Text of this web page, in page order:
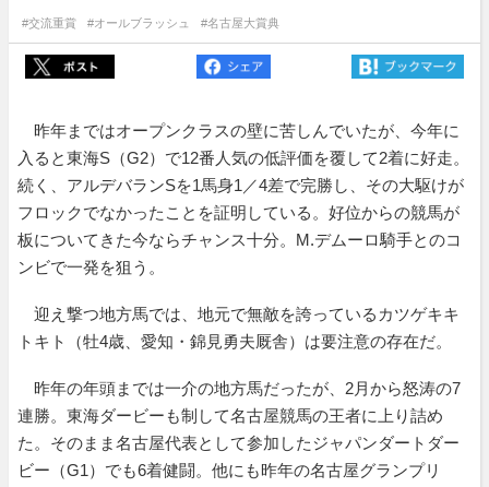
#交流重賞 #オールブラッシュ #名古屋大賞典
昨年まではオープンクラスの壁に苦しんでいたが、今年に
入ると東海S（G2）で12番人気の低評価を覆して2着に好走。
続く、アルデバランSを1馬身1／4差で完勝し、その大駆けが
フロックでなかったことを証明している。好位からの競馬が
板についてきた今ならチャンス十分。M.デムーロ騎手とのコ
ンビで一発を狙う。
迎え撃つ地方馬では、地元で無敵を誇っているカツゲキキ
トキト（牡4歳、愛知・錦見勇夫厩舎）は要注意の存在だ。
昨年の年頭までは一介の地方馬だったが、2月から怒涛の7
連勝。東海ダービーも制して名古屋競馬の王者に上り詰め
た。そのまま名古屋代表として参加したジャパンダートダー
ビー（G1）でも6着健闘。他にも昨年の名古屋グランプリ